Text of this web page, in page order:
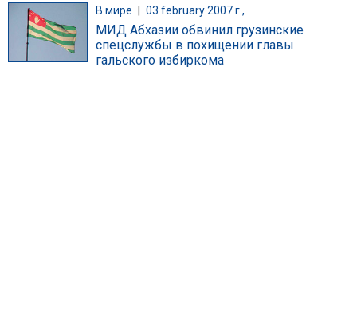
В мире 03 february 2007 г.,
МИД Абхазии обвинил грузинские
спецслужбы в похищении главы
гальского избиркома